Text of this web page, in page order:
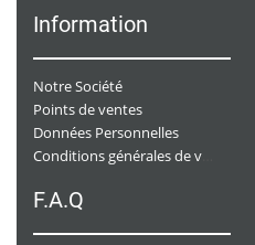
Information
Notre Société
Points de ventes
Données Personnelles
F.A.Q